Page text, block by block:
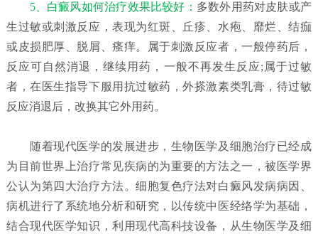
5、白癜风如何治疗效果比较好： 多数外用药对皮肤或产
生过敏或刺激反应，表现为红斑、丘疹、水疱、靡烂、结痂
或皮损肥厚、脱屑、瘙痒。属于刺激反应者，一般停药后，
反应可自然消退，继续用药，一般不再发生反应;属于过敏
者，在医生指导下服用抗过敏药，外搽激素类乳膏，待过敏
反应消退后，改换其它外用药。
随着现代医学的发展进步，生物医学及细胞治疗已经成
为目前世界上治疗常见疾病的为重要的方法之一，被医学界
公认为第四大治疗方法。细胞复色疗法对白癜风发病病因、
病机进行了系统地分析和研究，以传统中医经络学为基础，
结合现代医学知识，利用现代高科技设备，从生物医学及细